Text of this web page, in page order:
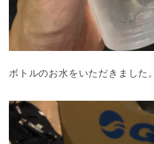
ボトルのお水をいただきました。